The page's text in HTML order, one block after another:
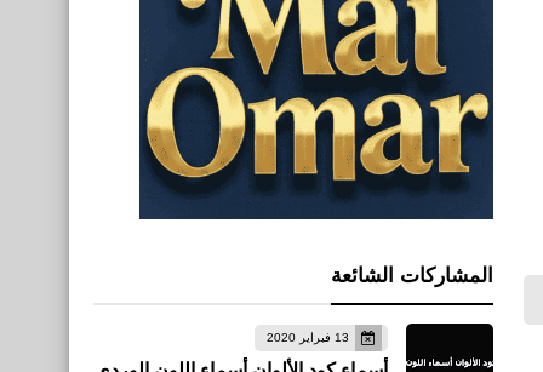
المشاركات الشائعة
13 فبراير 2020